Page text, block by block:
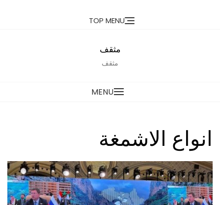
TOP MENU
مثقف
مثقف
MENU
انواع الاشمغة